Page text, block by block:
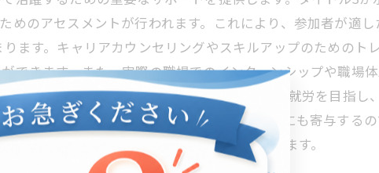
めのアセスメントが行われます。これにより、参加者が適
ます。キャリアカウンセリングやスキルアップのためのト
できます。また、実際の職場でのインターンシップや職場
つける手助けにとどまりません。持続可能な就労を目指し
た生活を送ることができ、社会全体の活性化にも寄与する
ブな影響を与える重要な役割を果たしています。